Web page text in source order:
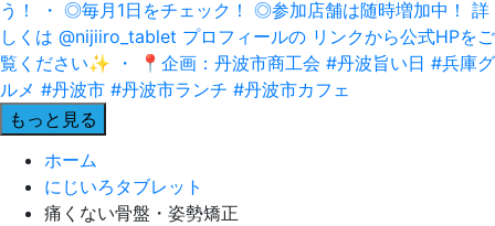
もっと見る
ホーム
にじいろタブレット
痛くない骨盤・姿勢矯正